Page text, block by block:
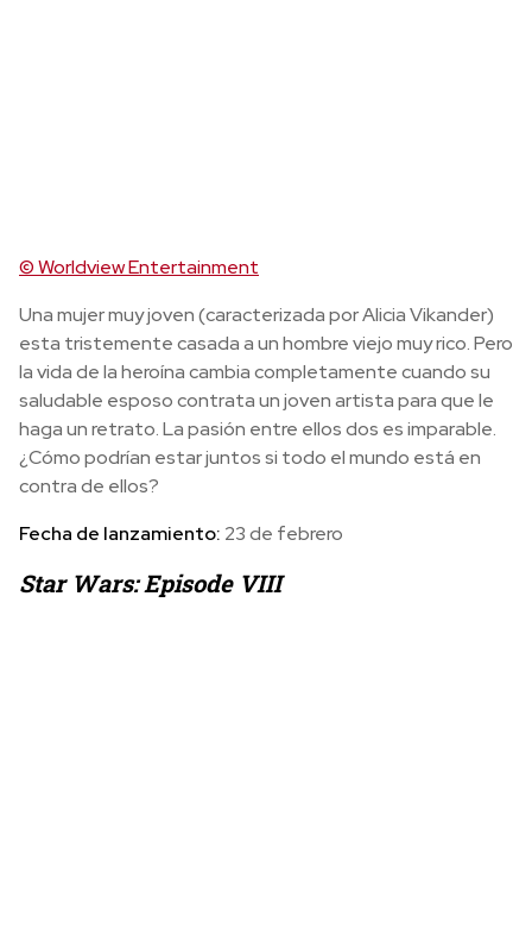
© Worldview Entertainment
Una mujer muy joven (caracterizada por Alicia Vikander)
esta tristemente casada a un hombre viejo muy rico. Pero
la vida de la heroína cambia completamente cuando su
saludable esposo contrata un joven artista para que le
haga un retrato. La pasión entre ellos dos es imparable.
¿Cómo podrían estar juntos si todo el mundo está en
contra de ellos?
Fecha de lanzamiento: 23 de febrero
Star Wars: Episode VIII